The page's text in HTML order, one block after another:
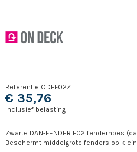
Referentie ODFF02Z
€ 35,76
Inclusief belasting
Zwarte DAN-FENDER F02 fenderhoes
Beschermt middelgrote fenders op